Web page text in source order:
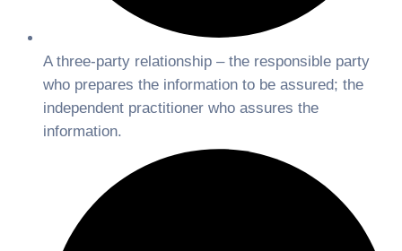
A three-party relationship – the responsible party
who prepares the information to be assured; the
independent practitioner who assures the
information.